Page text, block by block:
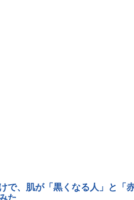
、肌が「黒くなる人」と「
た